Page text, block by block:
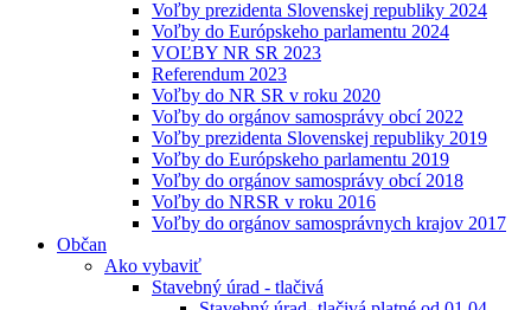
Voľby prezidenta Slovenskej republiky 2024
Voľby do Európskeho parlamentu 2024
VOĽBY NR SR 2023
Referendum 2023
Voľby do NR SR v roku 2020
Voľby do orgánov samosprávy obcí 2022
Voľby prezidenta Slovenskej republiky 2019
Voľby do Európskeho parlamentu 2019
Voľby do orgánov samosprávy obcí 2018
Voľby do NRSR v roku 2016
Voľby do orgánov samosprávnych krajov 2017
Občan
Ako vybaviť
Stavebný úrad - tlačivá